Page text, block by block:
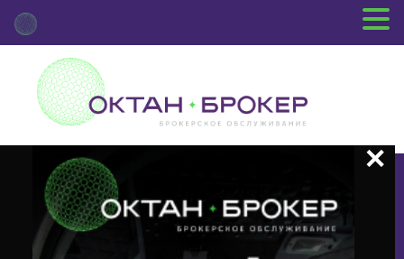
+7 (3812) 29-00-92
г.Омск ул.Красный Путь, 109 оф.510